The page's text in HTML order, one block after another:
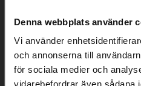
Denna webbplats använder
Vi använder
och annonserna till
för sociala medier och
vidarebefordrar även sådana
We have detected
Swedish. To better
abroad we have an
site (kvdcars.com)